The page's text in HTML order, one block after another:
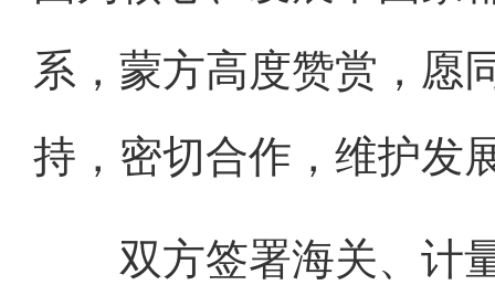
系，蒙方高度赞赏，愿
持，密切合作，维护发
双方签署海关、计量